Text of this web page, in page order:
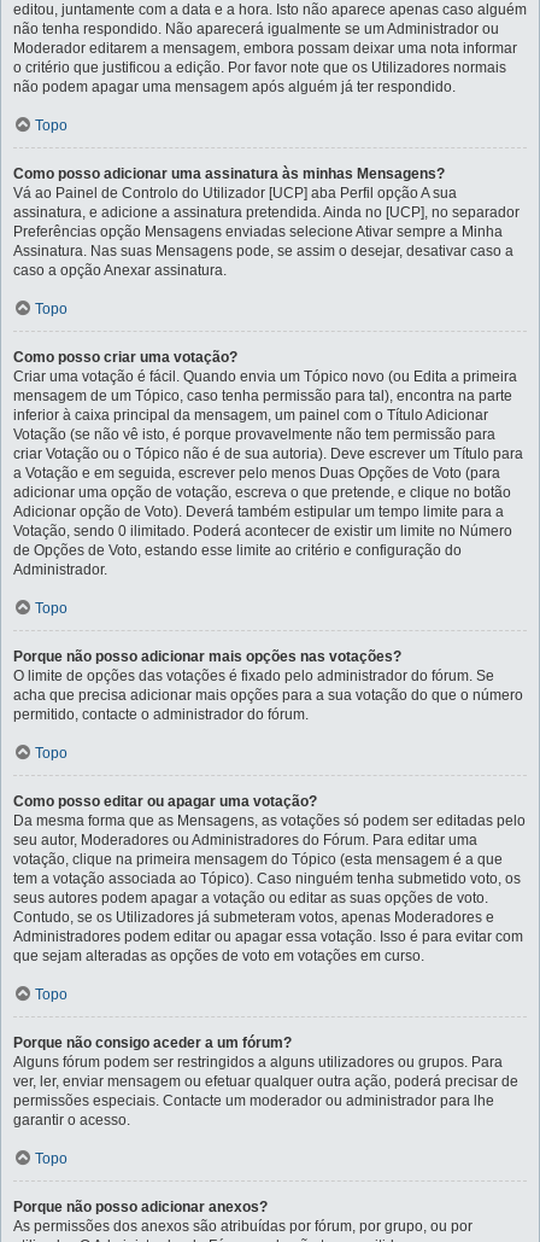
editou, juntamente com a data e a hora. Isto não aparece apenas caso alguém
não tenha respondido. Não aparecerá igualmente se um Administrador ou
Moderador editarem a mensagem, embora possam deixar uma nota informar
o critério que justificou a edição. Por favor note que os Utilizadores normais
não podem apagar uma mensagem após alguém já ter respondido.
Topo
Como posso adicionar uma assinatura às minhas Mensagens?
Vá ao Painel de Controlo do Utilizador [UCP] aba Perfil opção A sua
assinatura, e adicione a assinatura pretendida. Ainda no [UCP], no separador
Preferências opção Mensagens enviadas selecione Ativar sempre a Minha
Assinatura. Nas suas Mensagens pode, se assim o desejar, desativar caso a
caso a opção Anexar assinatura.
Topo
Como posso criar uma votação?
Criar uma votação é fácil. Quando envia um Tópico novo (ou Edita a primeira
mensagem de um Tópico, caso tenha permissão para tal), encontra na parte
inferior à caixa principal da mensagem, um painel com o Título Adicionar
Votação (se não vê isto, é porque provavelmente não tem permissão para
criar Votação ou o Tópico não é de sua autoria). Deve escrever um Título para
a Votação e em seguida, escrever pelo menos Duas Opções de Voto (para
adicionar uma opção de votação, escreva o que pretende, e clique no botão
Adicionar opção de Voto). Deverá também estipular um tempo limite para a
Votação, sendo 0 ilimitado. Poderá acontecer de existir um limite no Número
de Opções de Voto, estando esse limite ao critério e configuração do
Administrador.
Topo
Porque não posso adicionar mais opções nas votações?
O limite de opções das votações é fixado pelo administrador do fórum. Se
acha que precisa adicionar mais opções para a sua votação do que o número
permitido, contacte o administrador do fórum.
Topo
Como posso editar ou apagar uma votação?
Da mesma forma que as Mensagens, as votações só podem ser editadas pelo
seu autor, Moderadores ou Administradores do Fórum. Para editar uma
votação, clique na primeira mensagem do Tópico (esta mensagem é a que
tem a votação associada ao Tópico). Caso ninguém tenha submetido voto, os
seus autores podem apagar a votação ou editar as suas opções de voto.
Contudo, se os Utilizadores já submeteram votos, apenas Moderadores e
Administradores podem editar ou apagar essa votação. Isso é para evitar com
que sejam alteradas as opções de voto em votações em curso.
Topo
Porque não consigo aceder a um fórum?
Alguns fórum podem ser restringidos a alguns utilizadores ou grupos. Para
ver, ler, enviar mensagem ou efetuar qualquer outra ação, poderá precisar de
permissões especiais. Contacte um moderador ou administrador para lhe
garantir o acesso.
Topo
Porque não posso adicionar anexos?
As permissões dos anexos são atribuídas por fórum, por grupo, ou por